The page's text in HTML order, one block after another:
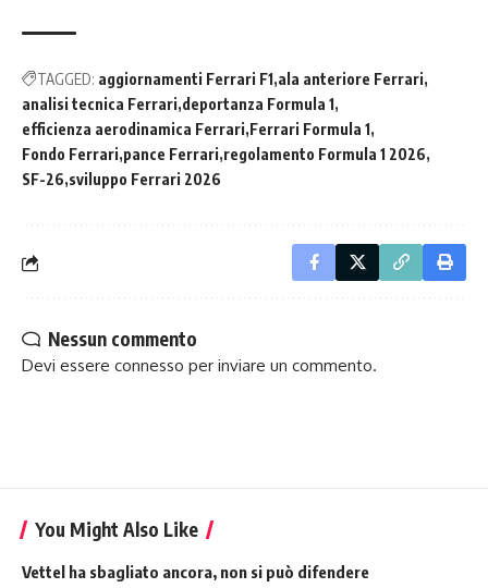
TAGGED: aggiornamenti Ferrari F1 ala anteriore Ferrari
analisi tecnica Ferrari deportanza Formula 1
efficienza aerodinamica Ferrari Ferrari Formula 1
Fondo Ferrari pance Ferrari regolamento Formula 1 2026
SF-26 sviluppo Ferrari 2026
Nessun commento
Devi essere connesso per inviare un commento.
You Might Also Like
Vettel ha sbagliato ancora, non si può difendere